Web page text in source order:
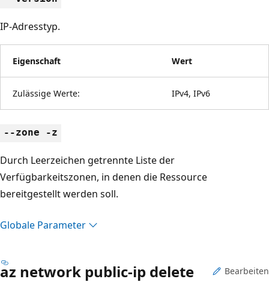
IP-Adresstyp.
Eigenschaft Wert
Zulässige Werte: IPv4, IPv6
--zone -z
Durch Leerzeichen getrennte Liste der
Verfügbarkeitszonen, in denen die Ressource
bereitgestellt werden soll.
Globale Parameter
az network public-ip delete Bearbeiten